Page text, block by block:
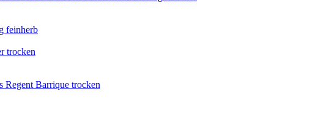
feinherb
trocken
Regent Barrique trocken